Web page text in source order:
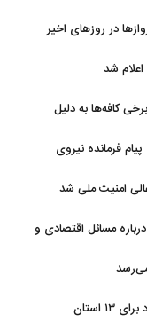
در روزهای اخیر
شد
کافه‌ها به دلیل
فرمانده نیروی
امنیت ملی شد
مسائل اقتصادی و